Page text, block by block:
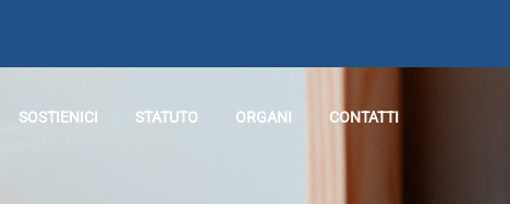
SOSTIENICI STATUTO ORGANI CONTATTI